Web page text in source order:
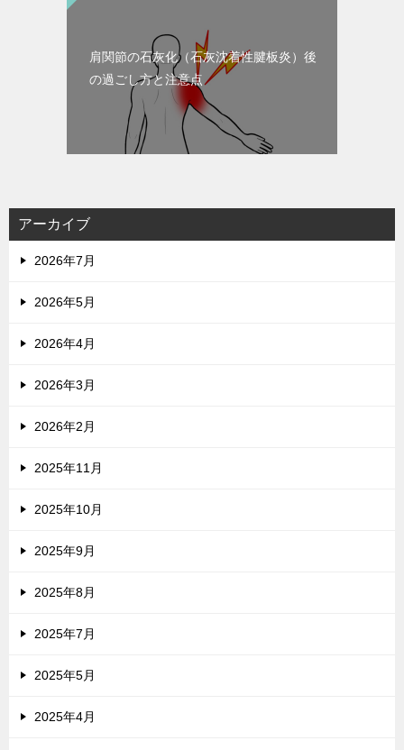
肩関節の石灰化（石灰沈着性腱板炎）後
の過ごし方と注意点
アーカイブ
2026年7月
2026年5月
2026年4月
2026年3月
2026年2月
2025年11月
2025年10月
2025年9月
2025年8月
2025年7月
2025年5月
2025年4月